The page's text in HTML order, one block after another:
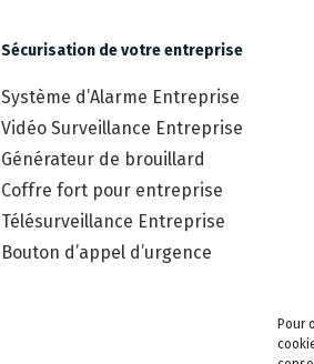
Pour
Sécurisation de votre entreprise
Système d’Alarme Entreprise
Vidéo Surveillance Entreprise
Générateur de brouillard
Coffre fort pour entreprise
Télésurveillance Entreprise
Bouton d’appel d’urgence